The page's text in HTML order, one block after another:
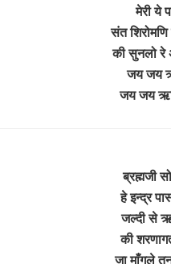
मेरी ये
संत
की सुनलो रे
जय जय
जय जय
ब्रह्मजी
हे इन्द्र
जल्दी से
की
जा माँगले